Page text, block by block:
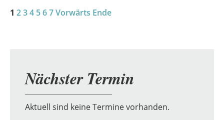
1 234 567Vorwärts Ende
Nächster Termin
Aktuell sind keine Termine vorhanden.